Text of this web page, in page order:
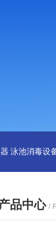
泳池消毒设
品中心 /